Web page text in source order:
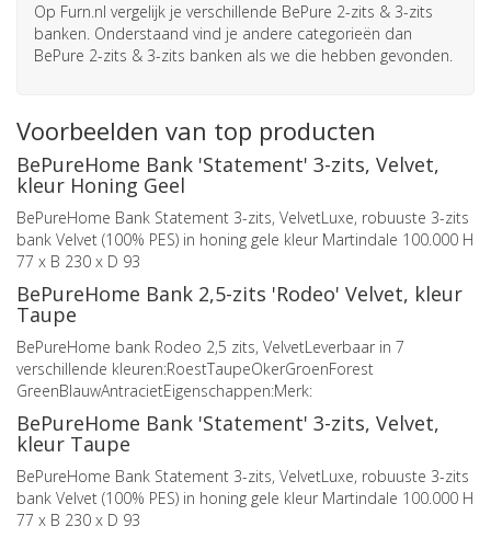
Op Furn.nl vergelijk je verschillende BePure 2-zits & 3-zits
banken. Onderstaand vind je andere categorieën dan
BePure 2-zits & 3-zits banken als we die hebben gevonden.
Voorbeelden van top producten
BePureHome Bank 'Statement' 3-zits, Velvet,
kleur Honing Geel
BePureHome Bank Statement 3-zits, VelvetLuxe, robuuste 3-zits
bank Velvet (100% PES) in honing gele kleur Martindale 100.000 H
77 x B 230 x D 93
BePureHome Bank 2,5-zits 'Rodeo' Velvet, kleur
Taupe
BePureHome bank Rodeo 2,5 zits, VelvetLeverbaar in 7
verschillende kleuren:RoestTaupeOkerGroenForest
GreenBlauwAntracietEigenschappen:Merk:
BePureHome Bank 'Statement' 3-zits, Velvet,
kleur Taupe
BePureHome Bank Statement 3-zits, VelvetLuxe, robuuste 3-zits
bank Velvet (100% PES) in honing gele kleur Martindale 100.000 H
77 x B 230 x D 93